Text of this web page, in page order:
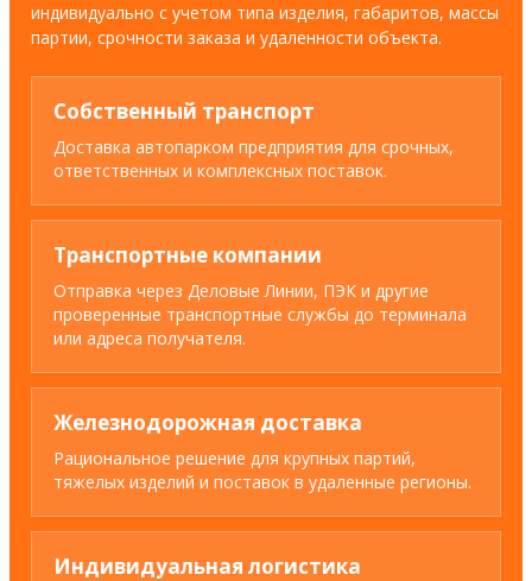
индивидуально с учетом типа изделия, габаритов, массы
партии, срочности заказа и удаленности объекта.
Собственный транспорт
Доставка автопарком предприятия для срочных,
ответственных и комплексных поставок.
Транспортные компании
Отправка через Деловые Линии, ПЭК и другие
проверенные транспортные службы до терминала
или адреса получателя.
Железнодорожная доставка
Рациональное решение для крупных партий,
тяжелых изделий и поставок в удаленные регионы.
Индивидуальная логистика